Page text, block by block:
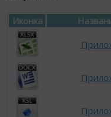
Иконка